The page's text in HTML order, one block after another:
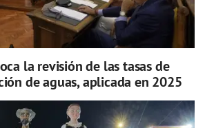
la revisión de las tasas de
de aguas, aplicada en 2025